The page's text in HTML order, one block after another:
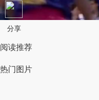
分享
阅读推荐
热门图片